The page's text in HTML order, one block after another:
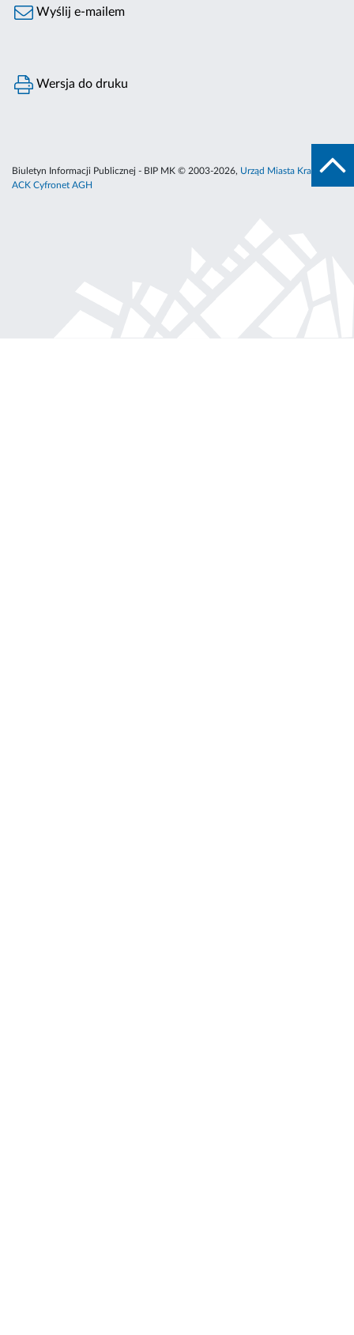
Wyślij e-mailem
Wersja do druku
Biuletyn Informacji Publicznej - BIP MK © 2003-2026, Urząd Miasta Krakowa
ACK Cyfronet AGH